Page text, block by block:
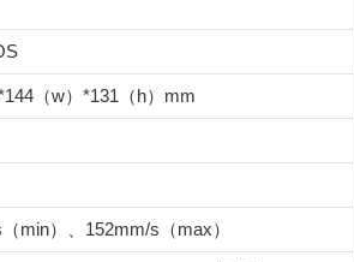
（w）*131（h）mm
min）、152mm/s（max）